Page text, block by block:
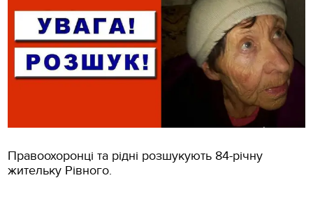
Правоохоронці та рідні розшукують 84-річну
жительку Рівного.